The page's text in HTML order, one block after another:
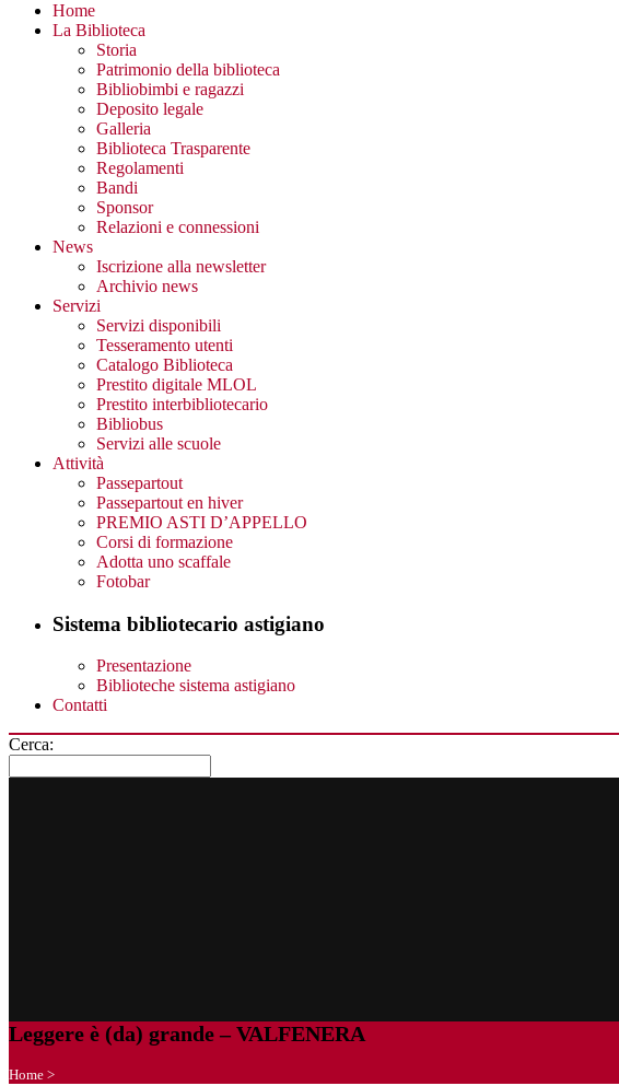
Home
La Biblioteca
Storia
Patrimonio della biblioteca
Bibliobimbi e ragazzi
Deposito legale
Galleria
Biblioteca Trasparente
Regolamenti
Bandi
Sponsor
Relazioni e connessioni
News
Iscrizione alla newsletter
Archivio news
Servizi
Servizi disponibili
Tesseramento utenti
Catalogo Biblioteca
Prestito digitale MLOL
Prestito interbibliotecario
Bibliobus
Servizi alle scuole
Attività
Passepartout
Passepartout en hiver
PREMIO ASTI D’APPELLO
Corsi di formazione
Adotta uno scaffale
Fotobar
Sistema bibliotecario astigiano
Presentazione
Biblioteche sistema astigiano
Contatti
Cerca:
Leggere è (da) grande – VALFENERA
Home >